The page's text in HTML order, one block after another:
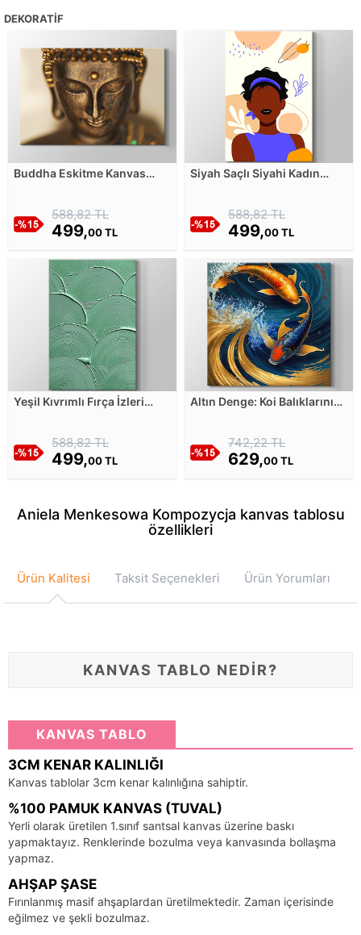
DEKORATIF
Buddha Eskitme Kanvas
588,82 TL
499,00 TL
Siyah Saçlı Siyahi Kadın
588,82 TL
499,00 TL
Yeşil Kıvrımlı Fırça İzleri
588,82 TL
499,00 TL
Altın Denge: Koi Balıklarının
742,22 TL
629,00 TL
Aniela Menkesowa Kompozycja kanvas tablosu
özellikleri
Ürün Kalitesi Taksit Seçenekleri Ürün Yorumları
KANVAS TABLO NEDİR?
KANVAS TABLO
3CM KENAR KALINLIĞI
Kanvas tablolar 3cm kenar kalınlığına sahiptir.
%100 PAMUK KANVAS (TUVAL)
Yerli olarak üretilen 1.sınıf santsal kanvas üzerine baskı
yapmaktayız. Renklerinde bozulma veya kanvasında bollaşma
yapmaz.
AHŞAP ŞASE
Fırınlanmış masif ahşaplardan üretilmektedir. Zaman içerisinde
eğilmez ve şekli bozulmaz.